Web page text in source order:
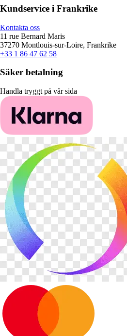
Kundservice i Frankrike
Kontakta oss
11 rue Bernard Maris
37270 Montlouis-sur-Loire, Frankrike
+33 1 86 47 62 58
Säker betalning
Handla tryggt på vår sida